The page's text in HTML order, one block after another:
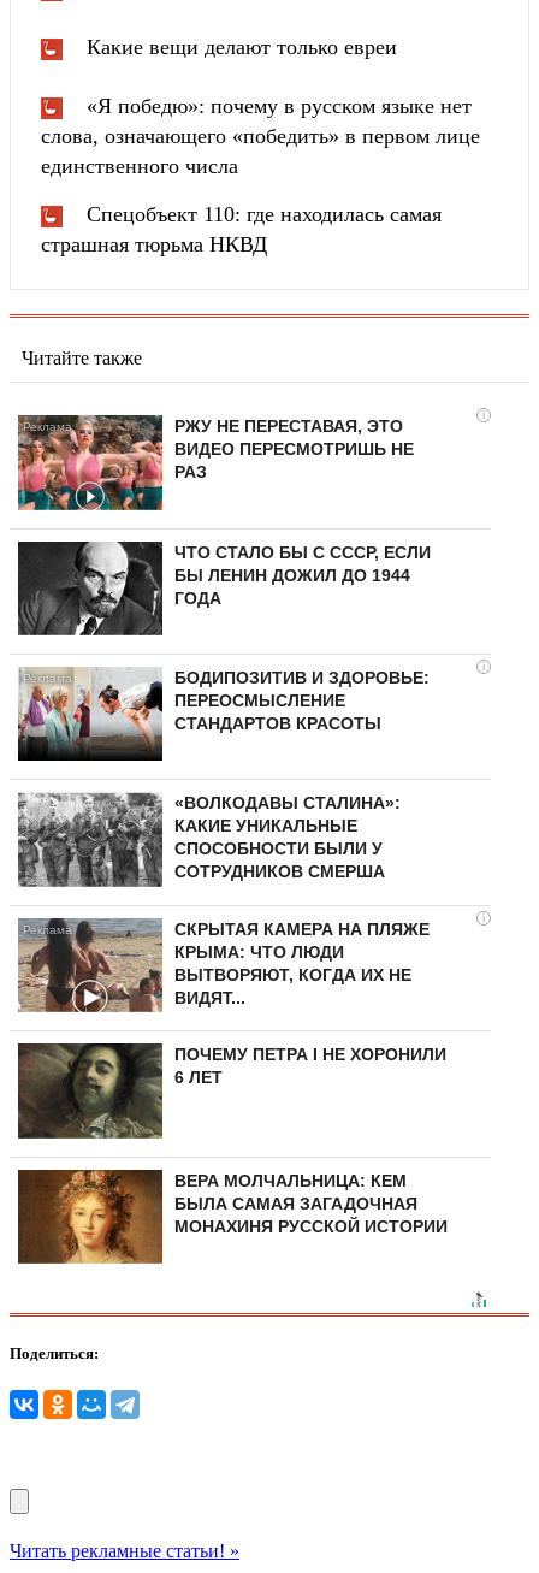
Какие вещи делают только евреи
«Я победю»: почему в русском языке нет
слова, означающего «победить» в первом лице
единственного числа
Спецобъект 110: где находилась самая
страшная тюрьма НКВД
Читайте также
i
РЖУ НЕ ПЕРЕСТАВАЯ, ЭТО
ВИДЕО ПЕРЕСМОТРИШЬ НЕ
РАЗ
ЧТО СТАЛО БЫ С СССР, ЕСЛИ
БЫ ЛЕНИН ДОЖИЛ ДО 1944
ГОДА
i
БОДИПОЗИТИВ И ЗДОРОВЬЕ:
ПЕРЕОСМЫСЛЕНИЕ
СТАНДАРТОВ КРАСОТЫ
«ВОЛКОДАВЫ СТАЛИНА»:
КАКИЕ УНИКАЛЬНЫЕ
СПОСОБНОСТИ БЫЛИ У
СОТРУДНИКОВ СМЕРША
i
СКРЫТАЯ КАМЕРА НА ПЛЯЖЕ
КРЫМА: ЧТО ЛЮДИ
ВЫТВОРЯЮТ, КОГДА ИХ НЕ
ВИДЯТ...
ПОЧЕМУ ПЕТРА I НЕ ХОРОНИЛИ
6 ЛЕТ
ВЕРА МОЛЧАЛЬНИЦА: КЕМ
БЫЛА САМАЯ ЗАГАДОЧНАЯ
МОНАХИНЯ РУССКОЙ ИСТОРИИ
Поделиться:
Читать рекламные статьи! »